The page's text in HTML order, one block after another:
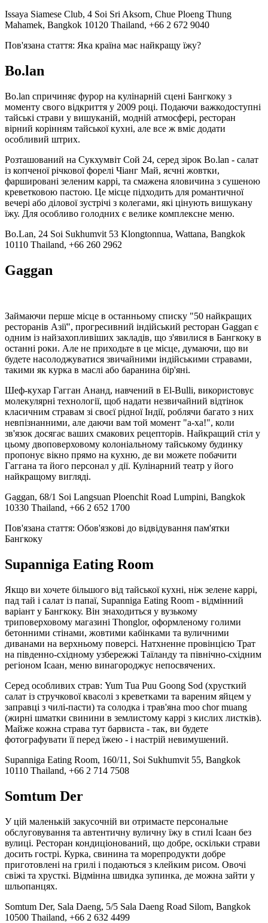
Issaya Siamese Club, 4 Soi Sri Aksorn, Chue Ploeng Thung
Mahamek, Bangkok 10120 Thailand, +66 2 672 9040
Пов'язана стаття: Яка країна має найкращу їжу?
Bo.lan
Bo.lan спричиняє фурор на кулінарній сцені Бангкоку з
моменту свого відкриття у 2009 році. Подаючи важкодоступні
тайські страви у вишуканій, модній атмосфері, ресторан
вірний корінням тайської кухні, але все ж вміє додати
особливий штрих.
Розташований на Сукхумвіт Сой 24, серед зірок Bo.lan - салат
із копченої річкової форелі Чіанг Май, яєчні жовтки,
фаршировані зеленим каррі, та смажена яловичина з сушеною
креветковою пастою. Це місце підходить для романтичної
вечері або ділової зустрічі з колегами, які цінують вишукану
їжу. Для особливо голодних є велике комплексне меню.
Bo.Lan, 24 Soi Sukhumvit 53 Klongtonnua, Wattana, Bangkok
10110 Thailand, +66 260 2962
Gaggan
Займаючи перше місце в останньому списку "50 найкращих
ресторанів Азії", прогресивний індійський ресторан Gaggan є
одним із найзахопливіших закладів, що з'явилися в Бангкоку в
останні роки. Але не приходьте в це місце, думаючи, що ви
будете насолоджуватися звичайними індійськими стравами,
такими як курка в маслі або баранина бір'яні.
Шеф-кухар Гагган Ананд, навчений в El-Bulli, використовує
молекулярні технології, щоб надати незвичайний відтінок
класичним стравам зі своєї рідної Індії, роблячи багато з них
невпізнанними, але даючи вам той момент "а-ха!", коли
зв'язок досягає ваших смакових рецепторів. Найкращий стіл у
цьому двоповерховому колоніальному тайському будинку
пропонує вікно прямо на кухню, де ви можете побачити
Гаггана та його персонал у дії. Кулінарний театр у його
найкращому вигляді.
Gaggan, 68/1 Soi Langsuan Ploenchit Road Lumpini, Bangkok
10330 Thailand, +66 2 652 1700
Пов'язана стаття: Обов'язкові до відвідування пам'ятки
Бангкоку
Supanniga Eating Room
Якщо ви хочете більшого від тайської кухні, ніж зелене каррі,
пад тай і салат із папаї, Supanniga Eating Room - відмінний
варіант у Бангкоку. Він знаходиться у вузькому
триповерховому магазині Thonglor, оформленому голими
бетонними стінами, жовтими кабінками та вуличними
диванами на верхньому поверсі. Натхненне провінцією Трат
на південно-східному узбережжі Таїланду та північно-східним
регіоном Ісаан, меню винагороджує непосвячених.
Серед особливих страв: Yum Tua Puu Goong Sod (хрусткий
салат із стручкової квасолі з креветками та вареним яйцем у
заправці з чилі-пасти) та солодка і трав'яна moo chor muang
(жирні шматки свинини в землистому каррі з кислих листків).
Майже кожна страва тут барвиста - так, ви будете
фотографувати її перед їжею - і настрій невимушений.
Supanniga Eating Room, 160/11, Soi Sukhumvit 55, Bangkok
10110 Thailand, +66 2 714 7508
Somtum Der
У цій маленькій закусочній ви отримаєте персональне
обслуговування та автентичну вуличну їжу в стилі Ісаан без
вулиці. Ресторан кондиціонований, що добре, оскільки страви
досить гострі. Курка, свинина та морепродукти добре
приготовлені на грилі і подаються з клейким рисом. Овочі
свіжі та хрусткі. Відмінна швидка зупинка, де можна зайти у
шльопанцях.
Somtum Der, Sala Daeng, 5/5 Sala Daeng Road Silom, Bangkok
10500 Thailand, +66 2 632 4499